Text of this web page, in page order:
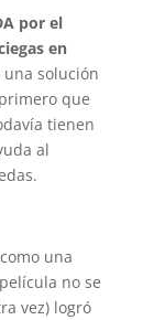
por el
en
solución
que
tienen
al
una
no se
vez) logró